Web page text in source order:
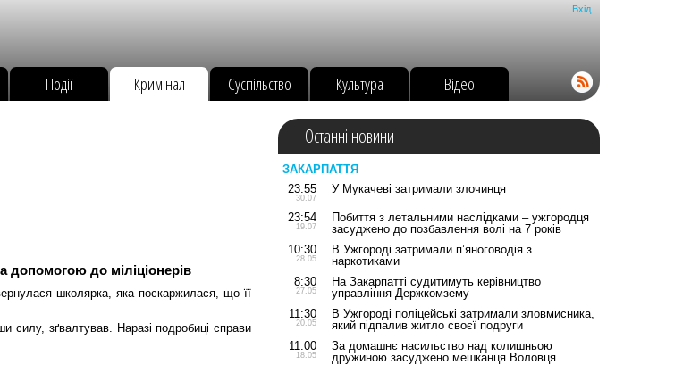
Вхід
Події Кримінал Суспільство Культура Відео
допомогою до міліціонерів
школярка, яка поскаржилася, що її
силу, зґвалтував. Наразі подробиці справи
Останні новини
ЗАКАРПАТТЯ
23:55
30.07
У Мукачеві затримали злочинця
23:54
19.07
Побиття з летальними наслідками – ужгородця
засуджено до позбавлення волі на 7 років
10:30
28.05
В Ужгороді затримали п’яноговодія з
наркотиками
8:30
27.05
На Закарпатті судитимуть керівництво
управління Держкомзему
11:30
20.05
В Ужгороді поліцейські затримали зловмисника,
який підпалив житло своєї подруги
11:00
18.05
За домашнє насильство над колишньою
дружиною засуджено мешканця Воловця